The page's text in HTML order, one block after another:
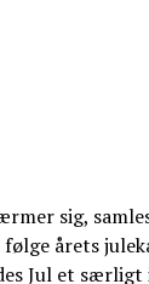
sig,
årets
Jul et